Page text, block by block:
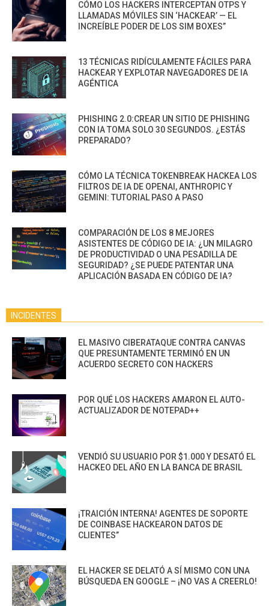
CÓMO LOS HACKERS INTERCEPTAN OTPS Y
LLAMADAS MÓVILES SIN ‘HACKEAR’ — EL
INCREÍBLE PODER DE LOS SIM BOXES”
13 TÉCNICAS RIDÍCULAMENTE FÁCILES PARA
HACKEAR Y EXPLOTAR NAVEGADORES DE IA
AGÉNTICA
PHISHING 2.0:CREAR UN SITIO DE PHISHING
CON IA TOMA SOLO 30 SEGUNDOS. ¿ESTÁS
PREPARADO?
CÓMO LA TÉCNICA TOKENBREAK HACKEA LOS
FILTROS DE IA DE OPENAI, ANTHROPIC Y
GEMINI: TUTORIAL PASO A PASO
COMPARACIÓN DE LOS 8 MEJORES
ASISTENTES DE CÓDIGO DE IA: ¿UN MILAGRO
DE PRODUCTIVIDAD O UNA PESADILLA DE
SEGURIDAD? ¿SE PUEDE PATENTAR UNA
APLICACIÓN BASADA EN CÓDIGO DE IA?
INCIDENTES
EL MASIVO CIBERATAQUE CONTRA CANVAS
QUE PRESUNTAMENTE TERMINÓ EN UN
ACUERDO SECRETO CON HACKERS
POR QUÉ LOS HACKERS AMARON EL AUTO-
ACTUALIZADOR DE NOTEPAD++
VENDIÓ SU USUARIO POR $1.000 Y DESATÓ EL
HACKEO DEL AÑO EN LA BANCA DE BRASIL
¡TRAICIÓN INTERNA! AGENTES DE SOPORTE
DE COINBASE HACKEARON DATOS DE
CLIENTES”
EL HACKER SE DELATÓ A SÍ MISMO CON UNA
BÚSQUEDA EN GOOGLE – ¡NO VAS A CREERLO!